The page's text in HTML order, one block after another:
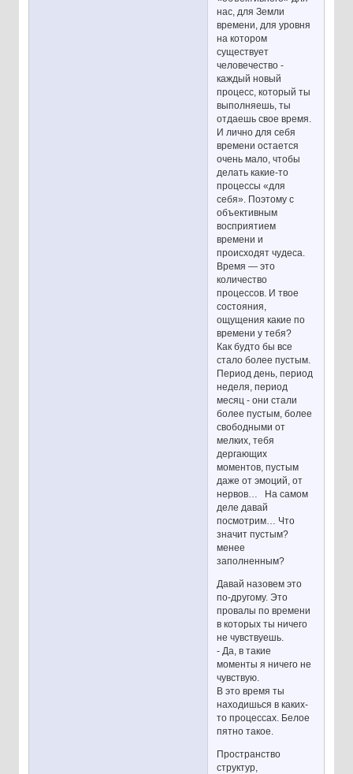
нас, для Земли
времени, для уровня
на котором
существует
человечество -
каждый новый
процесс, который ты
выполняешь, ты
отдаешь свое время.
И лично для себя
времени остается
очень мало, чтобы
делать какие-то
процессы «для
себя». Поэтому с
объективным
восприятием
времени и
происходят чудеса.
Время — это
количество
процессов. И твое
состояния,
ощущения какие по
времени у тебя?
Как будто бы все
стало более пустым.
Период день, период
неделя, период
месяц - они стали
более пустым, более
свободными от
мелких, тебя
дергающих
моментов, пустым
даже от эмоций, от
нервов… На самом
деле давай
посмотрим… Что
значит пустым?
менее
заполненным?
Давай назовем это
по-другому. Это
провалы по времени
в которых ты ничего
не чувствуешь.
- Да, в такие
моменты я ничего не
чувствую.
В это время ты
находишься в каких-
то процессах. Белое
пятно такое.
Пространство
структур,